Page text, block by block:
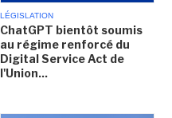
LÉGISLATION
ChatGPT bientôt soumis
au régime renforcé du
Digital Service Act de
l'Union...